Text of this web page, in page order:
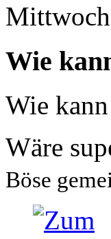
Wie
Wie
Wäre
Böse